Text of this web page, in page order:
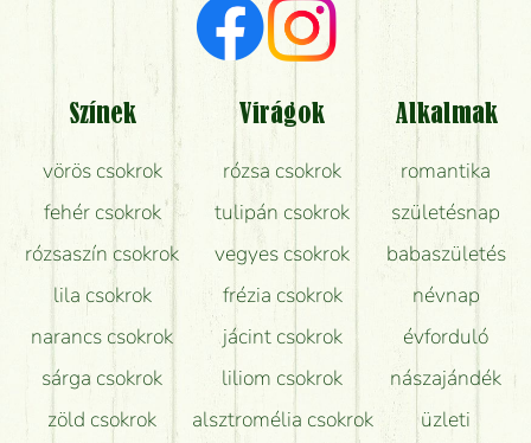
Milyen visszajelzést kapok a virágküldésről?
Tényleg azt kapom, ami a képen van?
Mit kell tudni a virágcsokrok szállításáról?
Hogy marad a lehető legtovább friss a csokor?
Tudok adventi koszorút vásárolni boltban?
Színek
vörös csokrok
fehér csokrok
rózsaszín csokrok
lila csokrok
narancs csokrok
sárga csokrok
zöld csokrok
Virágok
rózsa csokrok
tulipán csokrok
vegyes csokrok
frézia csokrok
jácint csokrok
liliom csokrok
alsztromélia csokrok
Alkalmak
romantika
születésnap
babaszületés
névnap
évforduló
nászajándék
üzleti